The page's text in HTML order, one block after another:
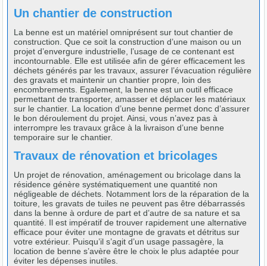
Un chantier de construction
La benne est un matériel omniprésent sur tout chantier de
construction. Que ce soit la construction d’une maison ou un
projet d’envergure industrielle, l’usage de ce contenant est
incontournable. Elle est utilisée afin de gérer efficacement les
déchets générés par les travaux, assurer l’évacuation régulière
des gravats et maintenir un chantier propre, loin des
encombrements. Egalement, la benne est un outil efficace
permettant de transporter, amasser et déplacer les matériaux
sur le chantier. La location d’une benne permet donc d’assurer
le bon déroulement du projet. Ainsi, vous n’avez pas à
interrompre les travaux grâce à la livraison d’une benne
temporaire sur le chantier.
Travaux de rénovation et bricolages
Un projet de rénovation, aménagement ou bricolage dans la
résidence génère systématiquement une quantité non
négligeable de déchets. Notamment lors de la réparation de la
toiture, les gravats de tuiles ne peuvent pas être débarrassés
dans la benne à ordure de part et d’autre de sa nature et sa
quantité. Il est impératif de trouver rapidement une alternative
efficace pour éviter une montagne de gravats et détritus sur
votre extérieur. Puisqu’il s’agit d’un usage passagère, la
location de benne s’avère être le choix le plus adaptée pour
éviter les dépenses inutiles.